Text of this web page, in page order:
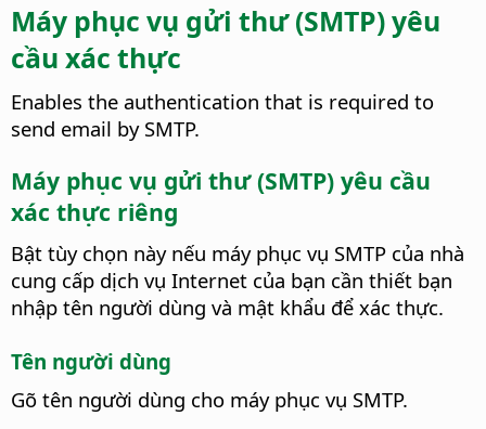
Máy phục vụ gửi thư (SMTP) yêu
cầu xác thực
Enables the authentication that is required to
send email by SMTP.
Máy phục vụ gửi thư (SMTP) yêu cầu
xác thực riêng
Bật tùy chọn này nếu máy phục vụ SMTP của nhà
cung cấp dịch vụ Internet của bạn cần thiết bạn
nhập tên người dùng và mật khẩu để xác thực.
Tên người dùng
Gõ tên người dùng cho máy phục vụ SMTP.